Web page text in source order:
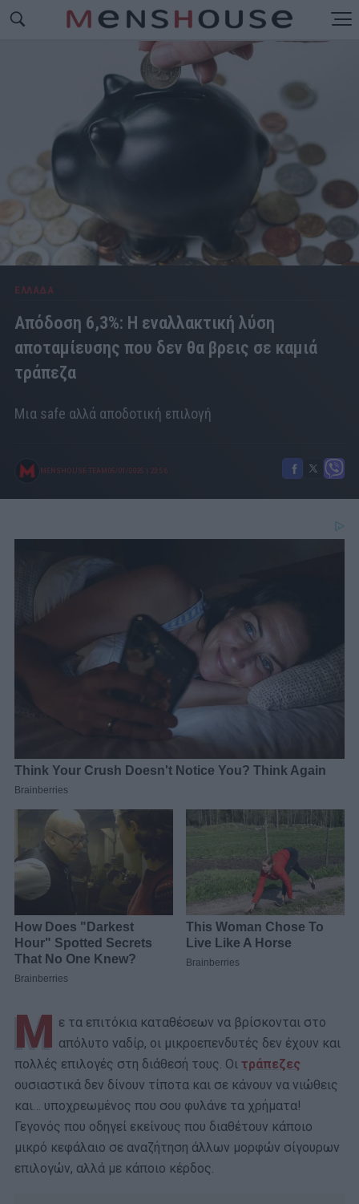
ΕΛΛΑΔΑ
Απόδοση 6,3%: Η εναλλακτική λύση
αποταμίευσης που δεν θα βρεις σε καμιά
τράπεζα
Μια safe αλλά αποδοτική επιλογή
MENSHOUSE TEAM 05/01/2025 23:56
Μ ε τα επιτόκια καταθέσεων να βρίσκονται στο
απόλυτο ναδίρ, οι μικροεπενδυτές δεν έχουν και
πολλές επιλογές στη διάθεσή τους. Οι τράπεζες
ουσιαστικά δεν δίνουν τίποτα και σε κάνουν να νιώθεις
και… υποχρεωμένος που σου φυλάνε τα χρήματα!
Γεγονός που οδηγεί εκείνους που διαθέτουν κάποιο
μικρό κεφάλαιο σε αναζήτηση άλλων μορφών σίγουρων
επιλογών, αλλά με κάποιο κέρδος.